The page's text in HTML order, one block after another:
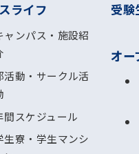
ライフ
ャンパス・施設紹
活動・サークル活
間スケジュール
生寮・学生マンシ
受験
オー